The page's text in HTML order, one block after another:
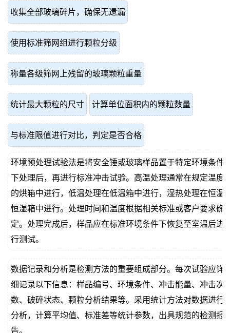
收集全部玻璃碎片，确保无遗漏
使用标准筛网组进行颗粒分级
称量各级筛网上残留的玻璃颗粒重量
统计最大颗粒的尺寸 计算单位面积内的颗粒数量
与标准限值进行对比，判定是否合格
环境预处理试验法是将安全锤或玻璃样品置于特定环境条件
下处理后，再进行标准冲击试验。高温处理通常在规定温度
的烘箱中进行，低温处理在低温箱中进行，湿热处理在恒温
恒湿箱中进行。处理时间和温度根据相关标准或客户要求确
定。处理完成后，样品应在标准环境条件下恢复至室温后进
行测试。
数据记录和分析是检测方法的重要组成部分。每次试验应详
细记录以下信息：样品编号、环境条件、冲击能量、冲击次
数、破碎状态、颗粒分析结果等。采用统计方法对数据进行
分析，计算平均值、标准差等统计参数，出具规范的检测报
告。